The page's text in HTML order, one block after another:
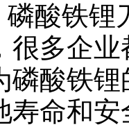
磷酸铁锂
很多企
磷酸铁
寿命和